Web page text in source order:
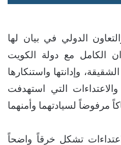
الدولي في بيان لها
الكامل مع دولة الكويت
وإدانتها واستنكارها
التي استهدفت
مرفوضاً لسيادتهما وأمنهما
تشكل خرقاً واضحاً